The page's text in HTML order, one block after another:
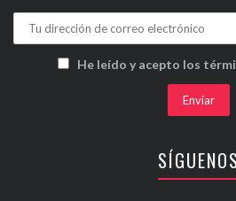
He leído y acepto los
SÍGUENOS